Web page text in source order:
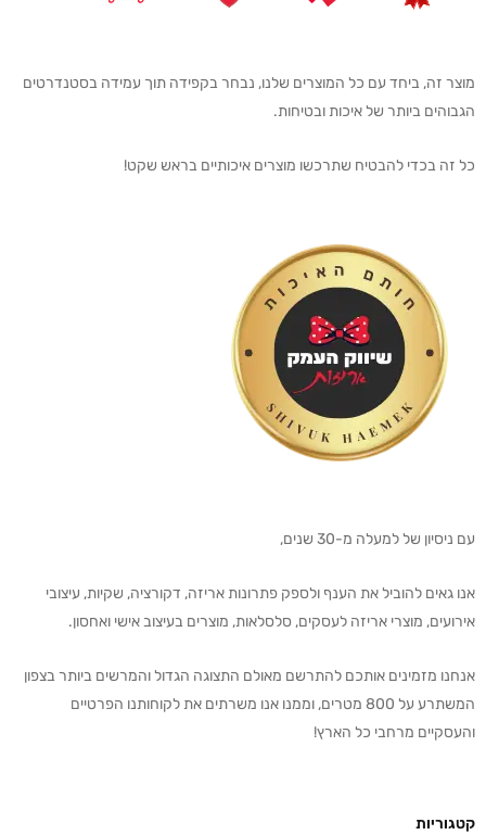
מוצר זה, ביחד עם כל המוצרים שלנו, נבחר בקפידה תוך עמידה בסטנדרטים
הגבוהים ביותר של איכות ובטיחות.
כל זה בכדי להבטיח שתרכשו מוצרים איכותיים בראש שקט!
עם ניסיון של למעלה מ-30 שנים,
אנו גאים להוביל את הענף ולספק פתרונות אריזה, דקורציה, שקיות, עיצובי
אירועים, מוצרי אריזה לעסקים, סלסלאות, מוצרים בעיצוב אישי ואחסון.
אנחנו מזמינים אותכם להתרשם מאולם התצוגה הגדול והמרשים ביותר בצפון
המשתרע על 800 מטרים, וממנו אנו משרתים את לקוחותנו הפרטיים
והעסקיים מרחבי כל הארץ!
קטגוריות